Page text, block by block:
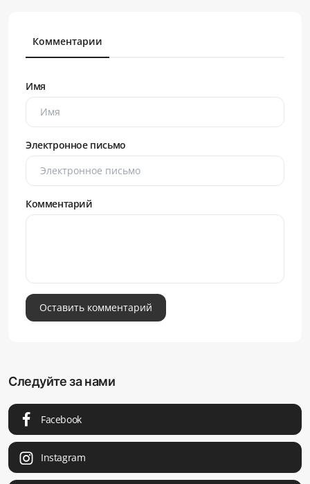
Комментарии
Имя
Электронное письмо
Комментарий
Оставить комментарий
Следуйте за нами
Facebook
Instagram